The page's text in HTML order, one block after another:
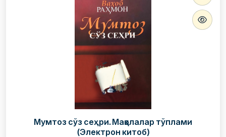
Мумтоз сўз сеҳри. Мақолалар тўплами
(Электрон китоб)